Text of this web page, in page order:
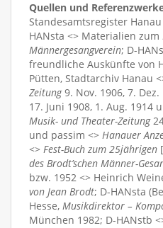
Quellen und
Standesamtsregister
HANsta <> Materialien zum
Männergesangverein; D-
freundliche Auskünfte von
Pütten, Stadtarchiv Hanau
Zeitung9. Nov. 1906, 7. Dez.
17. Juni 1908, 1. Aug. 1914
Musik- und Theater-Zeitung
und passim <> Hanauer
<> Fest-Buch zum 25jährigen
des Brodt’schen Männer-
bzw. 1952 <> Heinrich
von Jean Brodt; D-HANsta
Hesse, Musikdirektor –
München 1982; D-HANstb